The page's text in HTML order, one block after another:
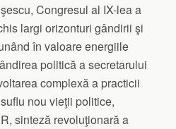
Congresul al IX-lea a
largi orizonturi gândirii şi
în valoare energiile
politică a secretarului
complexă a practicii
nou vieţii politice,
sinteză revoluţionară a